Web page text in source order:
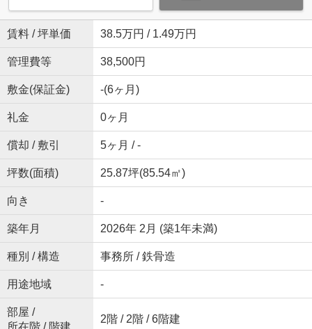
賃料 / 坪単価 38.5万円 / 1.49万円
管理費等 38,500円
敷金(保証金) -(6ヶ月)
礼金 0ヶ月
償却 / 敷引 5ヶ月 / -
坪数(面積) 25.87坪(85.54㎡)
向き -
築年月 2026年 2月 (築1年未満)
種別 / 構造 事務所 / 鉄骨造
用途地域 -
部屋 /
所在階 / 階建
2階 / 2階 / 6階建